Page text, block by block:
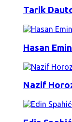
Tarik
Hasan
Nazif